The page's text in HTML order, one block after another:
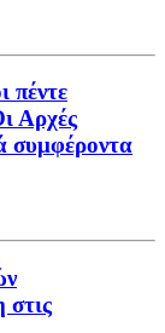
πέντε
Αρχές
συμφέροντα
στις